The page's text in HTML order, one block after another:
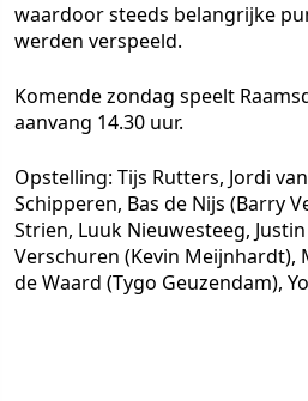
waardoor steeds belangrijke
werden verspeeld.
Komende zondag speelt
aanvang 14.30 uur.
Opstelling: Tijs Rutters, Jordi
Schipperen, Bas de Nijs (Barry
Strien, Luuk Nieuwesteeg,
Verschuren (Kevin Meijnhardt),
de Waard (Tygo Geuzendam),